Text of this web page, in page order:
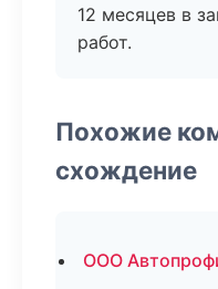
12 месяцев в
работ.
Похожие
схождение
ООО